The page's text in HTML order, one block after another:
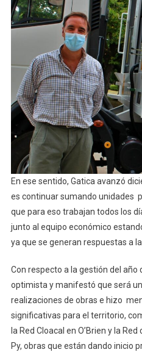
En ese sentido, Gatica avanzó
es continuar sumando unidades
que para eso trabajan todos los
junto al equipo económico
ya que se generan respuestas a
Con respecto a la gestión del año
optimista y manifestó que será
realizaciones de obras e hizo
significativas para el territorio,
la Red Cloacal en O’Brien y la
Py, obras que están dando inicio